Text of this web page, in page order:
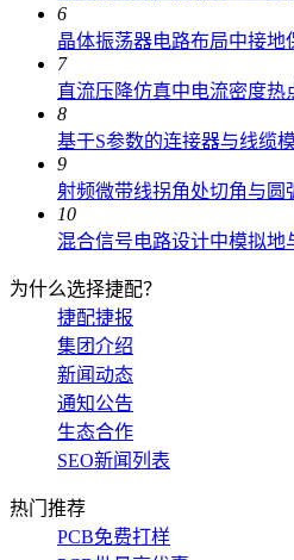
6
晶体振荡器电路布局中接
7
直流压降仿真中电流密度
8
基于S参数的连接器与线缆
9
射频微带线拐角处切角与圆
10
混合信号电路设计中模拟
为什么选择捷配？
捷配捷报
集团介绍
新闻动态
通知公告
生态合作
SEO新闻列表
热门推荐
PCB免费打样